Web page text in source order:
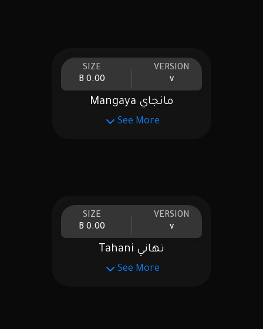
VERSION
v
SIZE
0.00 B
مانجاي Mangaya
See More
VERSION
v
SIZE
0.00 B
تهاني Tahani
See More